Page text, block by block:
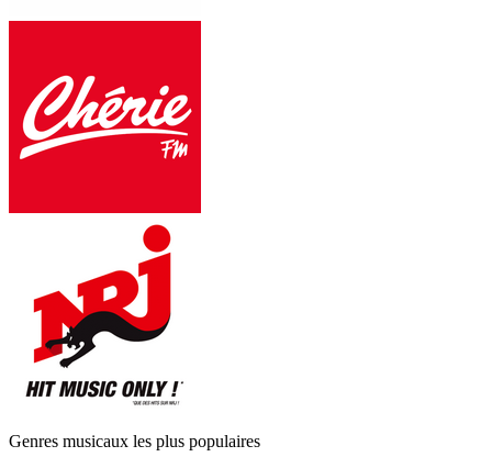
Genres musicaux les plus populaires